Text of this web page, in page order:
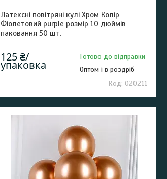
Латексні повітряні кулі Хром Колір
Фіолетовий purple розмір 10 дюймів
паковання 50 шт.
125 ₴/
упаковка
Готово до відправки
Оптом і в роздріб
020211